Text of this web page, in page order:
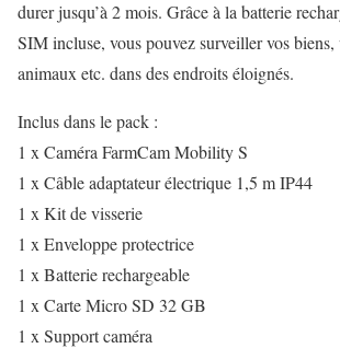
durer jusqu’à 2 mois. Grâce à la batterie
SIM incluse, vous pouvez surveiller vos biens,
animaux etc. dans des endroits éloignés.
Inclus dans le pack :
1 x Caméra FarmCam Mobility S
1 x Câble adaptateur électrique 1,5 m IP44
1 x Kit de visserie
1 x Enveloppe protectrice
1 x Batterie rechargeable
1 x Carte Micro SD 32 GB
1 x Support caméra